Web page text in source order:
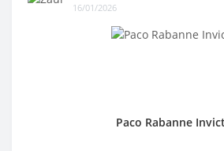
16/01/2026
Paco Rabanne